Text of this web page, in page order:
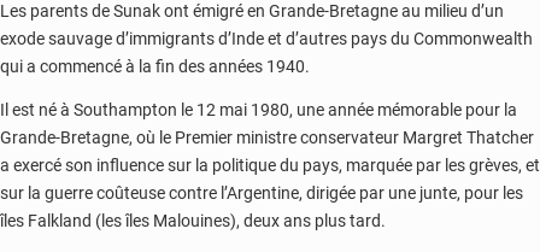
Les parents de Sunak ont émigré en Grande-Bretagne au milieu d’un
exode sauvage d’immigrants d’Inde et d’autres pays du Commonwealth
qui a commencé à la fin des années 1940.
Il est né à Southampton le 12 mai 1980, une année mémorable pour la
Grande-Bretagne, où le Premier ministre conservateur Margret Thatcher
a exercé son influence sur la politique du pays, marquée par les grèves, et
sur la guerre coûteuse contre l’Argentine, dirigée par une junte, pour les
îles Falkland (les îles Malouines), deux ans plus tard.